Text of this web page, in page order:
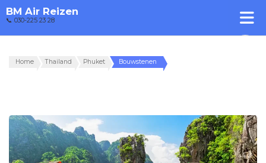
BM Air Reizen
📞 030-225 23 28
Home Thailand Phuket Bouwstenen